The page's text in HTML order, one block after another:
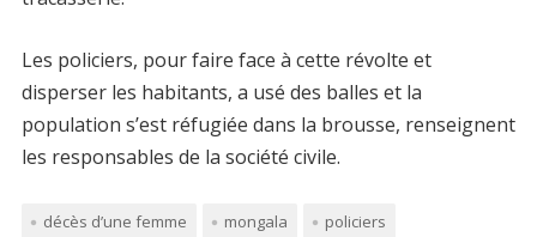
Les policiers, pour faire face à cette révolte et
disperser les habitants, a usé des balles et la
population s’est réfugiée dans la brousse, renseignent
les responsables de la société civile.​
décès d’une femme mongala policiers